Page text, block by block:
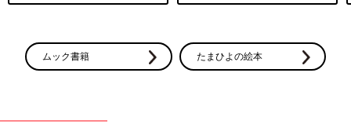
ムック書籍 たまひよの絵本